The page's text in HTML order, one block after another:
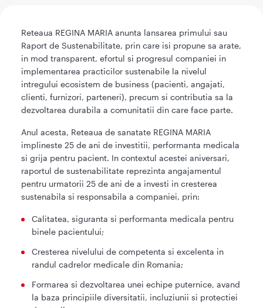
Reteaua REGINA MARIA anunta lansarea primului sau
Raport de Sustenabilitate, prin care isi propune sa arate,
in mod transparent, efortul si progresul companiei in
implementarea practicilor sustenabile la nivelul
intregului ecosistem de business (pacienti, angajati,
clienti, furnizori, parteneri), precum si contributia sa la
dezvoltarea durabila a comunitatii din care face parte.
Anul acesta, Reteaua de sanatate REGINA MARIA
implineste 25 de ani de investitii, performanta medicala
si grija pentru pacient. In contextul acestei aniversari,
raportul de sustenabilitate reprezinta angajamentul
pentru urmatorii 25 de ani de a investi in cresterea
sustenabila si responsabila a companiei, prin:
Calitatea, siguranta si performanta medicala pentru
binele pacientului;
Cresterea nivelului de competenta si excelenta in
randul cadrelor medicale din Romania;
Formarea si dezvoltarea unei echipe puternice, avand
la baza principiile diversitatii, incluziunii si protectiei